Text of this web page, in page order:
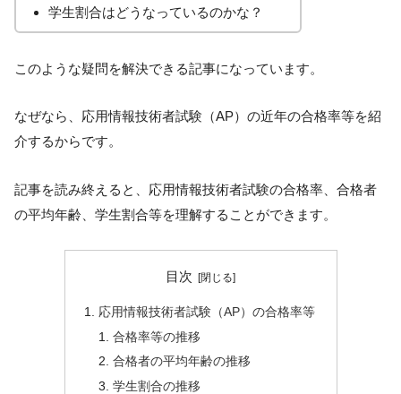
学生割合はどうなっているのかな？
このような疑問を解決できる記事になっています。
なぜなら、応用情報技術者試験（AP）の近年の合格率等を紹
介するからです。
記事を読み終えると、応用情報技術者試験の合格率、合格者
の平均年齢、学生割合等を理解することができます。
目次
応用情報技術者試験（AP）の合格率等
合格率等の推移
合格者の平均年齢の推移
学生割合の推移